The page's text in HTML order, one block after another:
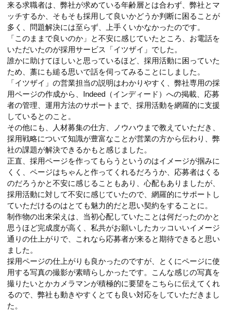
来る求職者は、弊社が求めている年齢層とは合わず、弊社とマ
ッチするか、そもそも採用して良いかどうか判断に困ることが
多く、問題解決には至らず、上手くいかなかったのです。
「このままで良いのか」と不安に感じていたところ、お電話を
いただいたのが採用サービス「イツザイ」でした。
誰かに助けてほしいと思っているほど、採用活動に困っていた
ため、藁にも縋る思いで話を伺ってみることにしました。
「イツザイ」の営業担当の説明はわかりやすく、弊社専用の採
用ページの作成から、Indeed（インディード）への掲載、応募
者の管理、運用方法のサポートまで、採用活動を網羅的に支援
しているとのこと。
その他にも、人材募集の仕方、ノウハウまで教えていただき、
採用戦略について知識が豊富なことが営業の方から伝わり、弊
社の課題が解決できるかもと感じました。
正直、採用ページを作ってもらうというのはイメージが掴みに
くく、ページはちゃんと作ってくれるだろうか、応募者はくる
のだろうかと不安に感じることもあり、心配もありましたが、
採用活動に対して不安に感じていたので、網羅的にサポートし
ていただけるのはとても魅力的だと思い契約をすることに。
制作物の出来栄えは、当初心配していたことは何だったのかと
思うほど完成度が高く、私共がお願いしたカッコいいイメージ
通りの仕上がりで、これなら応募者が来ると期待できると思い
ました。
採用ページの仕上がりも良かったのですが、とくにページに使
用する写真の撮影が素晴らしかったです。こんな感じの写真を
撮りたいとかカメラマンが積極的に要望をこちらに伝えてくれ
るので、弊社も動きやすくとても良い対応をしていただきまし
た。